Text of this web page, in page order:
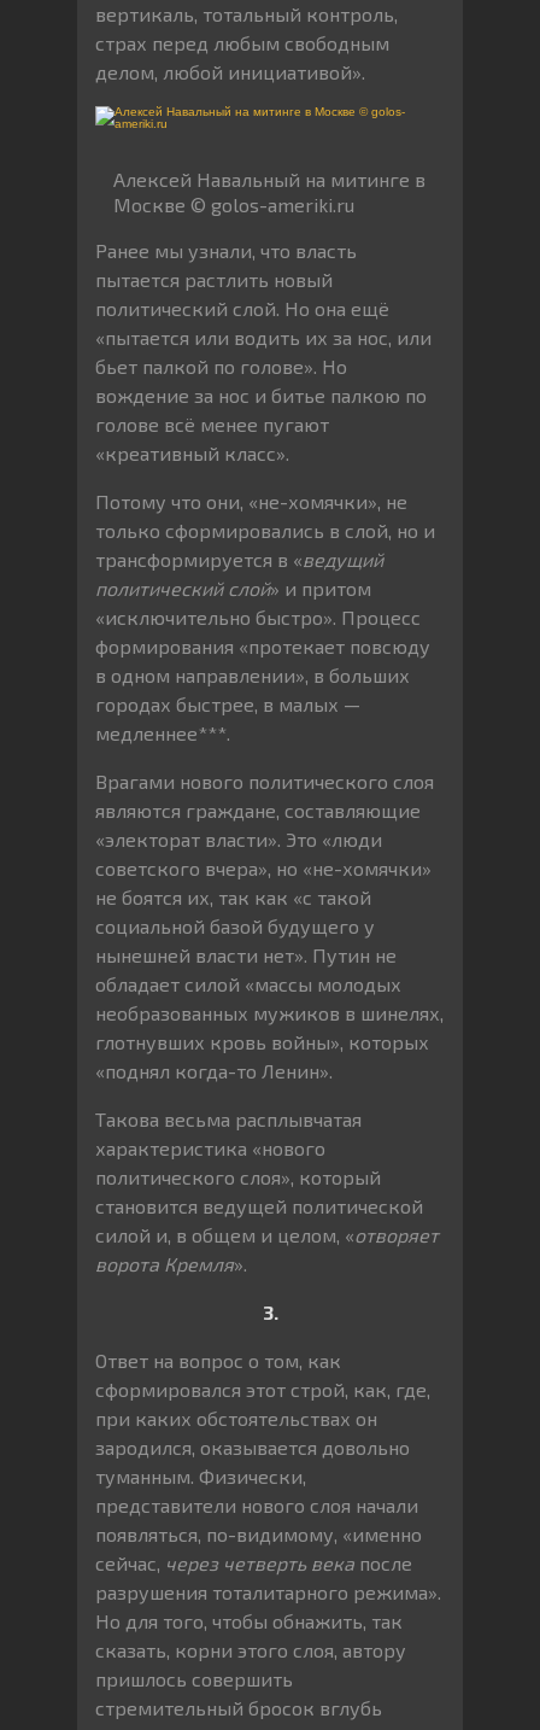
вертикаль, тотальный контроль,
страх перед любым свободным
делом, любой инициативой».
Алексей Навальный на митинге в
Москве © golos-ameriki.ru
Ранее мы узнали, что власть
пытается растлить новый
политический слой. Но она ещё
«пытается или водить их за нос, или
бьет палкой по голове». Но
вождение за нос и битье палкою по
голове всё менее пугают
«креативный класс».
Потому что они, «не-хомячки», не
только сформировались в слой, но и
трансформируется в «ведущий
политический слой» и притом
«исключительно быстро». Процесс
формирования «протекает повсюду
в одном направлении», в больших
городах быстрее, в малых —
медленнее***.
Врагами нового политического слоя
являются граждане, составляющие
«электорат власти». Это «люди
советского вчера», но «не-хомячки»
не боятся их, так как «с такой
социальной базой будущего у
нынешней власти нет». Путин не
обладает силой «массы молодых
необразованных мужиков в шинелях,
глотнувших кровь войны», которых
«поднял когда-то Ленин».
Такова весьма расплывчатая
характеристика «нового
политического слоя», который
становится ведущей политической
силой и, в общем и целом, «отворяет
ворота Кремля».
3.
Ответ на вопрос о том, как
сформировался этот строй, как, где,
при каких обстоятельствах он
зародился, оказывается довольно
туманным. Физически,
представители нового слоя начали
появляться, по-видимому, «именно
сейчас, через четверть века после
разрушения тоталитарного режима».
Но для того, чтобы обнажить, так
сказать, корни этого слоя, автору
пришлось совершить
стремительный бросок вглубь